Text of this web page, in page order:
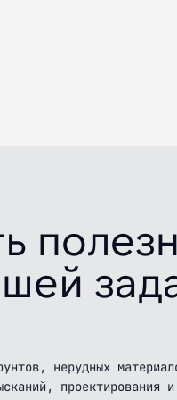
нерудных
проектирования и